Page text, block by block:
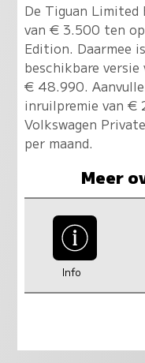
De Tiguan Limited
van € 3.500 ten
Edition. Daarmee
beschikbare
€ 48.990.
inruilpremie van €
Volkswagen
per maand.
Meer
Info